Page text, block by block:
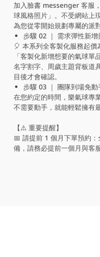
加入臉書 messenger 客服
球風格照片」。不受網站上
為您從零開始規劃專屬的派
步驟 02 ｜ 需求彈性新
🎈 本系列全客製化服務起
「客製化新增想要的氣球
名字割字、周歲主題背板道
目後才會確認。
步驟 03 ｜ 團隊到場免動
在您約定的時間，樂氣球專
不需要動手，就能輕鬆擁有
【⚠️ 重要提醒】
📅 請提前 1 個月下單預約
備，請務必提前一個月與客